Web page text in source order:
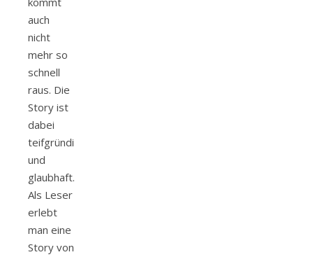
auch
nicht
mehr so
schnell
raus. Die
Story ist
dabei
teifgründig
und
glaubhaft.
Als Leser
erlebt
man eine
Story von